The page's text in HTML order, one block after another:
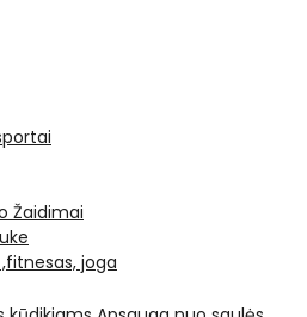
Žaidimai
joga